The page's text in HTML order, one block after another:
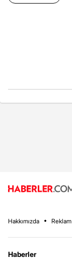
Hakkımızda Reklam
Haberler